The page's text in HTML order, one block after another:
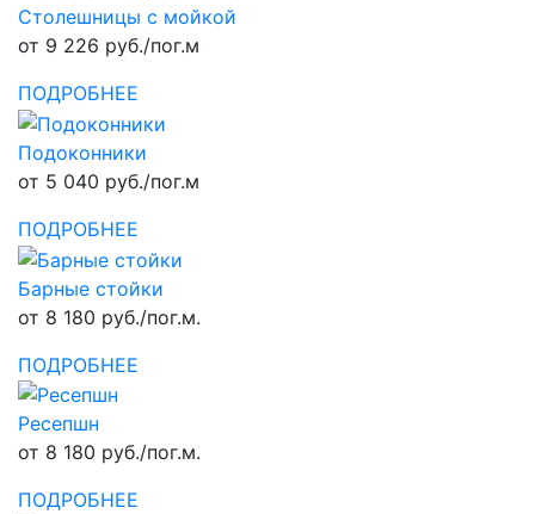
Столешницы с мойкой
от 9 226 руб./пог.м
ПОДРОБНЕЕ
Подоконники
от 5 040 руб./пог.м
ПОДРОБНЕЕ
Барные стойки
от 8 180 руб./пог.м.
ПОДРОБНЕЕ
Ресепшн
от 8 180 руб./пог.м.
ПОДРОБНЕЕ